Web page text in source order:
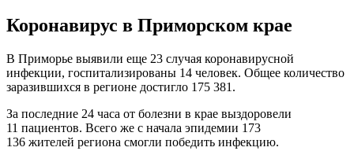
Коронавирус в Приморском крае
В Приморье выявили еще 23 случая коронавирусной
инфекции, госпитализированы 14 человек. Общее количество
заразившихся в регионе достигло 175 381.
За последние 24 часа от болезни в крае выздоровели
11 пациентов. Всего же с начала эпидемии 173
136 жителей региона смогли победить инфекцию.